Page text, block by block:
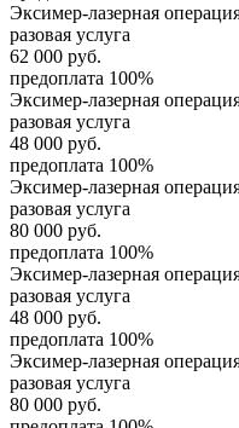
Эксимер-лазерная
разовая услуга
62 000 руб.
предоплата 100%
Эксимер-лазерная
разовая услуга
48 000 руб.
предоплата 100%
Эксимер-лазерная
разовая услуга
80 000 руб.
предоплата 100%
Эксимер-лазерная
разовая услуга
48 000 руб.
предоплата 100%
Эксимер-лазерная
разовая услуга
80 000 руб.